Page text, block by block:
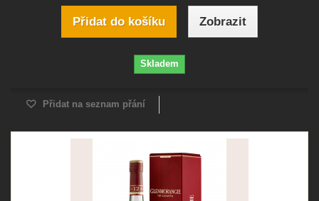
Přidat do košíku Zobrazit
Skladem
Přidat na seznam přání